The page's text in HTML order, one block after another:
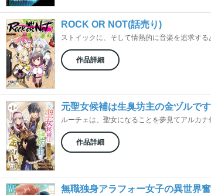
ROCK OR NOT(話売り)
ストイックに、そして情熱的に音楽を追求す
作品詳細
元聖女候補は生臭坊主の金ヅルで
ルーチェは、聖女になることを夢見てアルカ
作品詳細
無職独身アラフォー女子の異世界